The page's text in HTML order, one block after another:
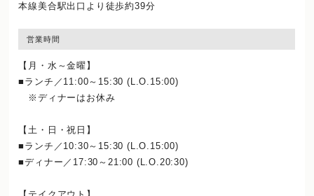
本線美合駅出口より徒歩約39分
営業時間
【月・水～金曜】
■ランチ／11:00～15:30 (L.O.15:00)
※ディナーはお休み
【土・日・祝日】
■ランチ／10:30～15:30 (L.O.15:00)
■ディナー／17:30～21:00 (L.O.20:30)